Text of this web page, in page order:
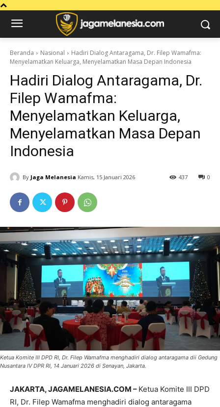
Beranda Nasional
Hadiri Dialog Antaragama, Dr. Filep Wamafma:
Menyelamatkan Keluarga, Menyelamatkan Masa Depan Indonesia
Hadiri Dialog Antaragama, Dr.
Filep Wamafma:
Menyelamatkan Keluarga,
Menyelamatkan Masa Depan
Indonesia
By Jaga Melanesia Kamis, 15 Januari 2026 0
437
Ketua Komite III DPD RI, Dr. Filep Wamafma menghadiri dialog antaragama dii Gedung
Nusantara IV DPR RI, 14 Januari 2026 di Senayan, Jakarta.
JAKARTA, JAGAMELANESIA.COM – Ketua Komite III DPD
RI, Dr. Filep Wamafma menghadiri dialog antaragama